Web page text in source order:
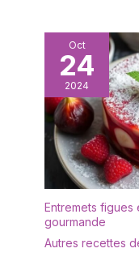
Oct
24
2024
Entremets figues
gourmande
Autres recettes